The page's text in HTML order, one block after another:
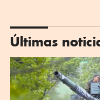
Últimas